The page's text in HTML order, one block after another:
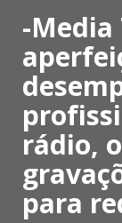
-
rádio,
para